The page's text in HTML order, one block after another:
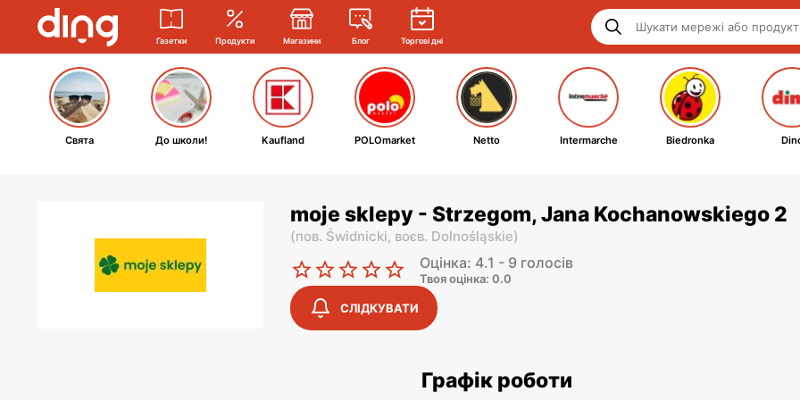
Газетки Продукти Магазини Блог Торгові дні
Свята До школи! Kaufland POLOmarket Netto Intermarche Biedronka
moje sklepy - Strzegom, Jana Kochanowskiego 2
(пов. Świdnicki, воєв. Dolnośląskie)
Оцінка: 4.1 - 9 голосів
Твоя оцінка: 0.0
СЛІДКУВАТИ
Графік роботи